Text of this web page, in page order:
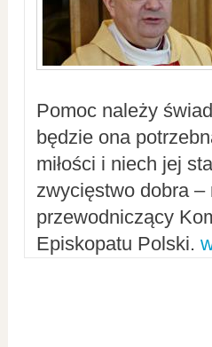
Pomoc należy
będzie ona
miłości i niech jej
zwycięstwo dobra –
przewodniczący
Episkopatu Polski.